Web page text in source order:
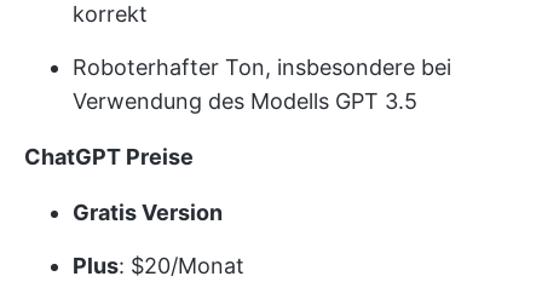
korrekt
Roboterhafter Ton, insbesondere bei
Verwendung des Modells GPT 3.5
ChatGPT Preise
Gratis Version
Plus: $20/Monat